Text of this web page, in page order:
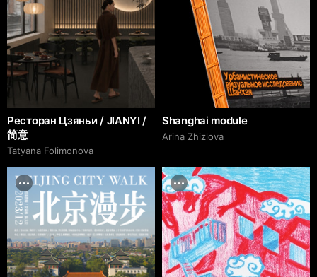
Ресторан Цзяньи / JIANYI /
简意
Tatyana Folimonova
Shanghai module
Arina Zhizlova